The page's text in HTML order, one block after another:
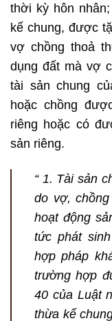
thời kỳ hôn
kế chung, được
vợ chồng thoả
dụng đất mà vợ
tài sản chung
hoặc chồng
riêng hoặc có
sản riêng.
“ 1. Tài sản
do vợ,
hoạt động
tức phát
hợp pháp
trường hợp
40 của Luật
thừa kế